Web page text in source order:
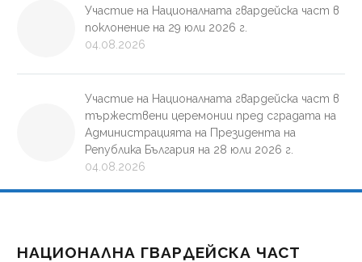
Участие на Националната гвардейска част в
поклонение на 29 юли 2026 г.
04.08.2026
Участие на Националната гвардейска част в
тържествени церемонии пред сградата на
Администрацията на Президента на
Република България на 28 юли 2026 г.
04.08.2026
НАЦИОНАЛНА ГВАРДЕЙСКА ЧАСТ